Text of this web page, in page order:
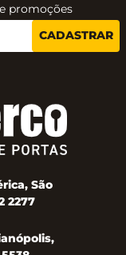
promoções
CADASTRAR
São
2277